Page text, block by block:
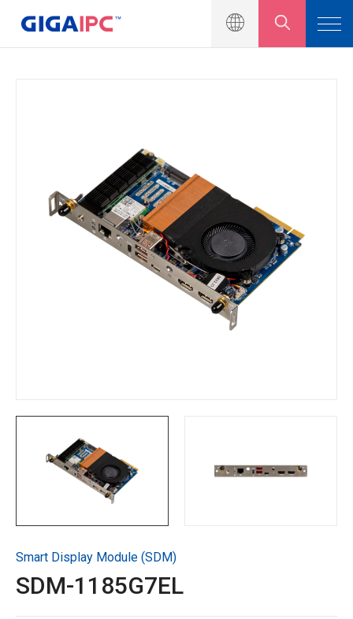
Smart Display Module (SDM)
SDM-1185G7EL
Motherboard in Industriequalität
Eingebettete Systeme
Module und Kits
2026